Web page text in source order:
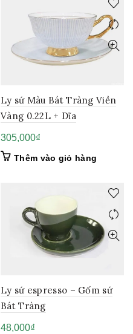
Ly sứ Màu Bát Tràng Viền
Vàng 0.22L + Dĩa
305,000₫
Thêm vào giỏ hàng
Ly sứ espresso – Gốm sứ
Bát Tràng
48,000₫